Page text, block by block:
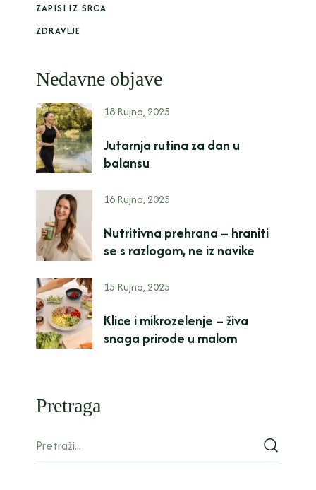
ZAPISI IZ SRCA
ZDRAVLJE
Nedavne objave
18 Rujna, 2025
Jutarnja rutina za dan u
balansu
16 Rujna, 2025
Nutritivna prehrana – hraniti
se s razlogom, ne iz navike
15 Rujna, 2025
Klice i mikrozelenje – živa
snaga prirode u malom
Pretraga